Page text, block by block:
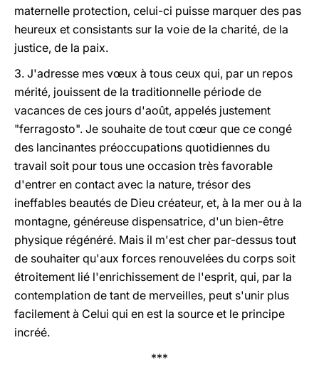
maternelle protection, celui-ci puisse marquer des pas
heureux et consistants sur la voie de la charité, de la
justice, de la paix.
3. J'adresse mes vœux à tous ceux qui, par un repos
mérité, jouissent de la traditionnelle période de
vacances de ces jours d'août, appelés justement
"ferragosto". Je souhaite de tout cœur que ce congé
des lancinantes préoccupations quotidiennes du
travail soit pour tous une occasion très favorable
d'entrer en contact avec la nature, trésor des
ineffables beautés de Dieu créateur, et, à la mer ou à la
montagne, généreuse dispensatrice, d'un bien-être
physique régénéré. Mais il m'est cher par-dessus tout
de souhaiter qu'aux forces renouvelées du corps soit
étroitement lié l'enrichissement de l'esprit, qui, par la
contemplation de tant de merveilles, peut s'unir plus
facilement à Celui qui en est la source et le principe
incréé.
***